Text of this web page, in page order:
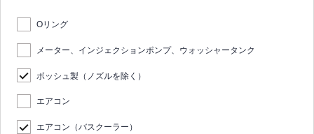
Oリング
メーター、インジェクションポンプ、ウォッシャータンク
ボッシュ製（ノズルを除く）
エアコン
エアコン（バスクーラー）